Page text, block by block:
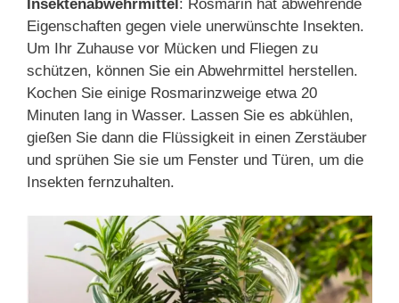
Insektenabwehrmittel: Rosmarin hat abwehrende
Eigenschaften gegen viele unerwünschte Insekten.
Um Ihr Zuhause vor Mücken und Fliegen zu
schützen, können Sie ein Abwehrmittel herstellen.
Kochen Sie einige Rosmarinzweige etwa 20
Minuten lang in Wasser. Lassen Sie es abkühlen,
gießen Sie dann die Flüssigkeit in einen Zerstäuber
und sprühen Sie sie um Fenster und Türen, um die
Insekten fernzuhalten.